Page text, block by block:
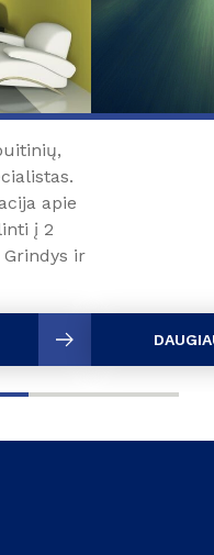
apie
į 2
Grindys ir